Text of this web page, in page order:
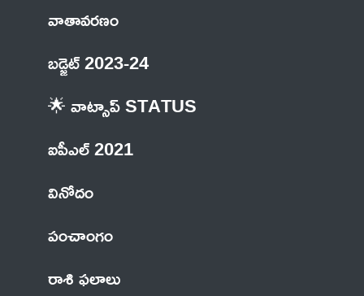
వాతావరణం
బడ్జెట్ 2023-24
🌟 వాట్సాప్ STATUS
ఐపీఎల్ 2021
వినోదం
పంచాంగం
రాశి ఫలాలు